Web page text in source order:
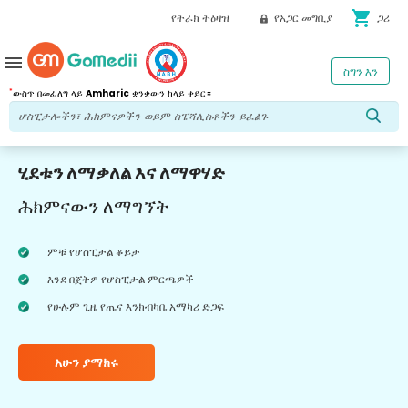
የትራክ ትዕዛዝ የአጋር መግቢያ shopping_cart ጋሪ
*ውስጥ በመፈለግ ላይ Amharic ቋንቋውን ከላይ ቀይር።
ስግን እን
menu
ሂደቱን ለማቃለል እና ለማዋሃድ
ሕክምናውን ለማግኘት
ምቹ የሆስፒታል ቆይታ
እንደ በጀትዎ የሆስፒታል ምርጫዎች
የሁሉም ጊዜ የጤና እንክብካቤ አማካሪ ድጋፍ
አሁን ያማክሩ